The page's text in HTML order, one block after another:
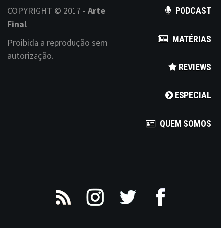
COPYRIGHT © 2017 - Arte
Final
Proibida a reprodução sem
autorização.
PODCAST
MATÉRIAS
REVIEWS
ESPECIAL
QUEM SOMOS